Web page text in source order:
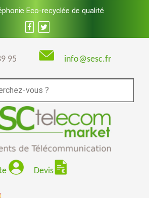
Eco-recyclée de qualité
89 95 info@sesc.fr
Devis